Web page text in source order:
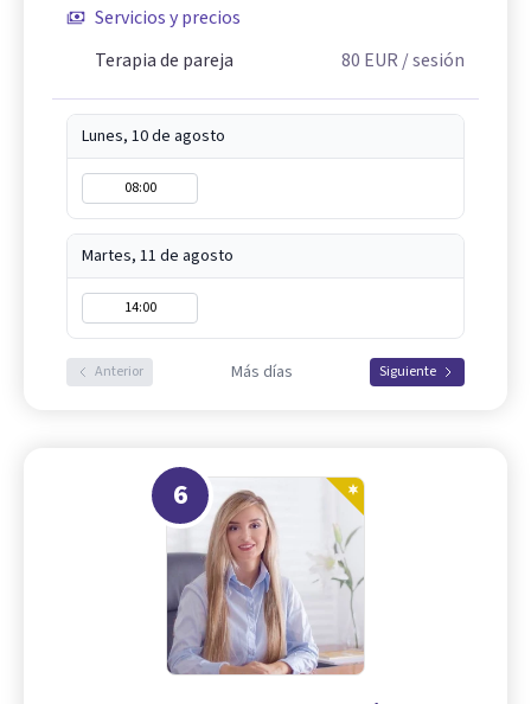
Servicios y precios
Terapia de pareja
80 EUR / sesión
Lunes, 10 de agosto
08:00
Martes, 11 de agosto
14:00
Anterior Más días Siguiente
6